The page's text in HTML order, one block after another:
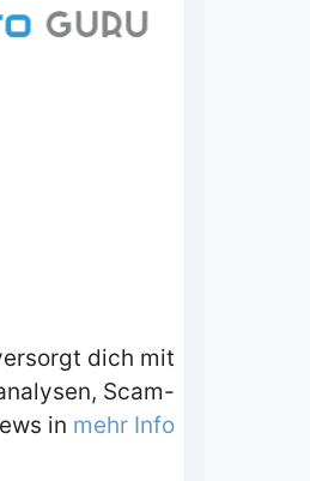
dich mit
Scam-
in mehr Info